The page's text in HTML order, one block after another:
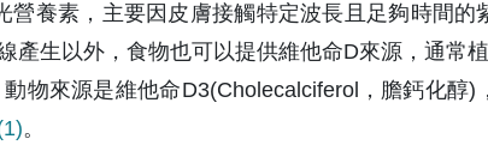
營養素，主要因皮膚接觸特定波長且足夠時間
產生以外，食物也可以提供維他命D來源，通常
物來源是維他命D3(Cholecalciferol，膽鈣化醇
。